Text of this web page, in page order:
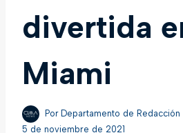
divertida
Miami
Por Departamento de
5 de noviembre de 2021